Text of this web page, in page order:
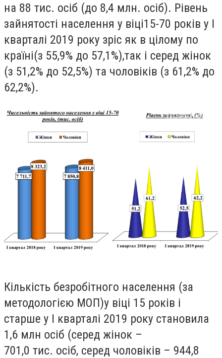
на 88 тис. осiб (до 8,4 млн. осiб). Рiвень
зайнятостi населення у вiцi15-70 рокiв у I
кварталi 2019 року зрiс як в цiлому по
країнi(з 55,9% до 57,1%),так i серед жiнок
(з 51,2% до 52,5%) та чоловiкiв (з 61,2% до
62,2%).
Кiлькiсть безробiтного населення (за
методологiєю МОП)у вiцi 15 рокiв i
старше у I кварталi 2019 року становила
1,6 млн осiб (серед жiнок –
701,0 тис. осiб, серед чоловiкiв – 944,8